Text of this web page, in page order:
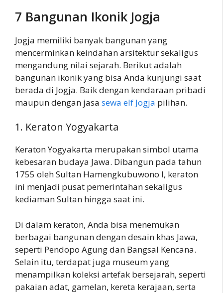
7 Bangunan Ikonik Jogja
Jogja memiliki banyak bangunan yang
mencerminkan keindahan arsitektur sekaligus
mengandung nilai sejarah. Berikut adalah
bangunan ikonik yang bisa Anda kunjungi saat
berada di Jogja. Baik dengan kendaraan pribadi
maupun dengan jasa sewa elf Jogja pilihan.
1. Keraton Yogyakarta
Keraton Yogyakarta merupakan simbol utama
kebesaran budaya Jawa. Dibangun pada tahun
1755 oleh Sultan Hamengkubuwono I, keraton
ini menjadi pusat pemerintahan sekaligus
kediaman Sultan hingga saat ini.
Di dalam keraton, Anda bisa menemukan
berbagai bangunan dengan desain khas Jawa,
seperti Pendopo Agung dan Bangsal Kencana.
Selain itu, terdapat juga museum yang
menampilkan koleksi artefak bersejarah, seperti
pakaian adat, gamelan, kereta kerajaan, serta